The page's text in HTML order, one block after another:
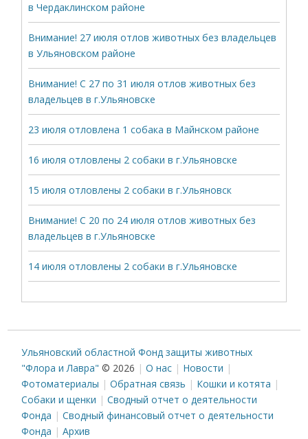
в Чердаклинском районе
Внимание! 27 июля отлов животных без владельцев
в Ульяновском районе
Внимание! С 27 по 31 июля отлов животных без
владельцев в г.Ульяновске
23 июля отловлена 1 собака в Майнском районе
16 июля отловлены 2 собаки в г.Ульяновске
15 июля отловлены 2 собаки в г.Ульяновск
Внимание! С 20 по 24 июля отлов животных без
владельцев в г.Ульяновске
14 июля отловлены 2 собаки в г.Ульяновске
Ульяновский областной Фонд защиты животных
"Флора и Лавра" © 2026 О нас
Новости
Фотоматериалы
Обратная связь
Кошки и котята
Собаки и щенки
Сводный отчет о деятельности
Фонда
Сводный финансовый отчет о деятельности
Фонда
Архив